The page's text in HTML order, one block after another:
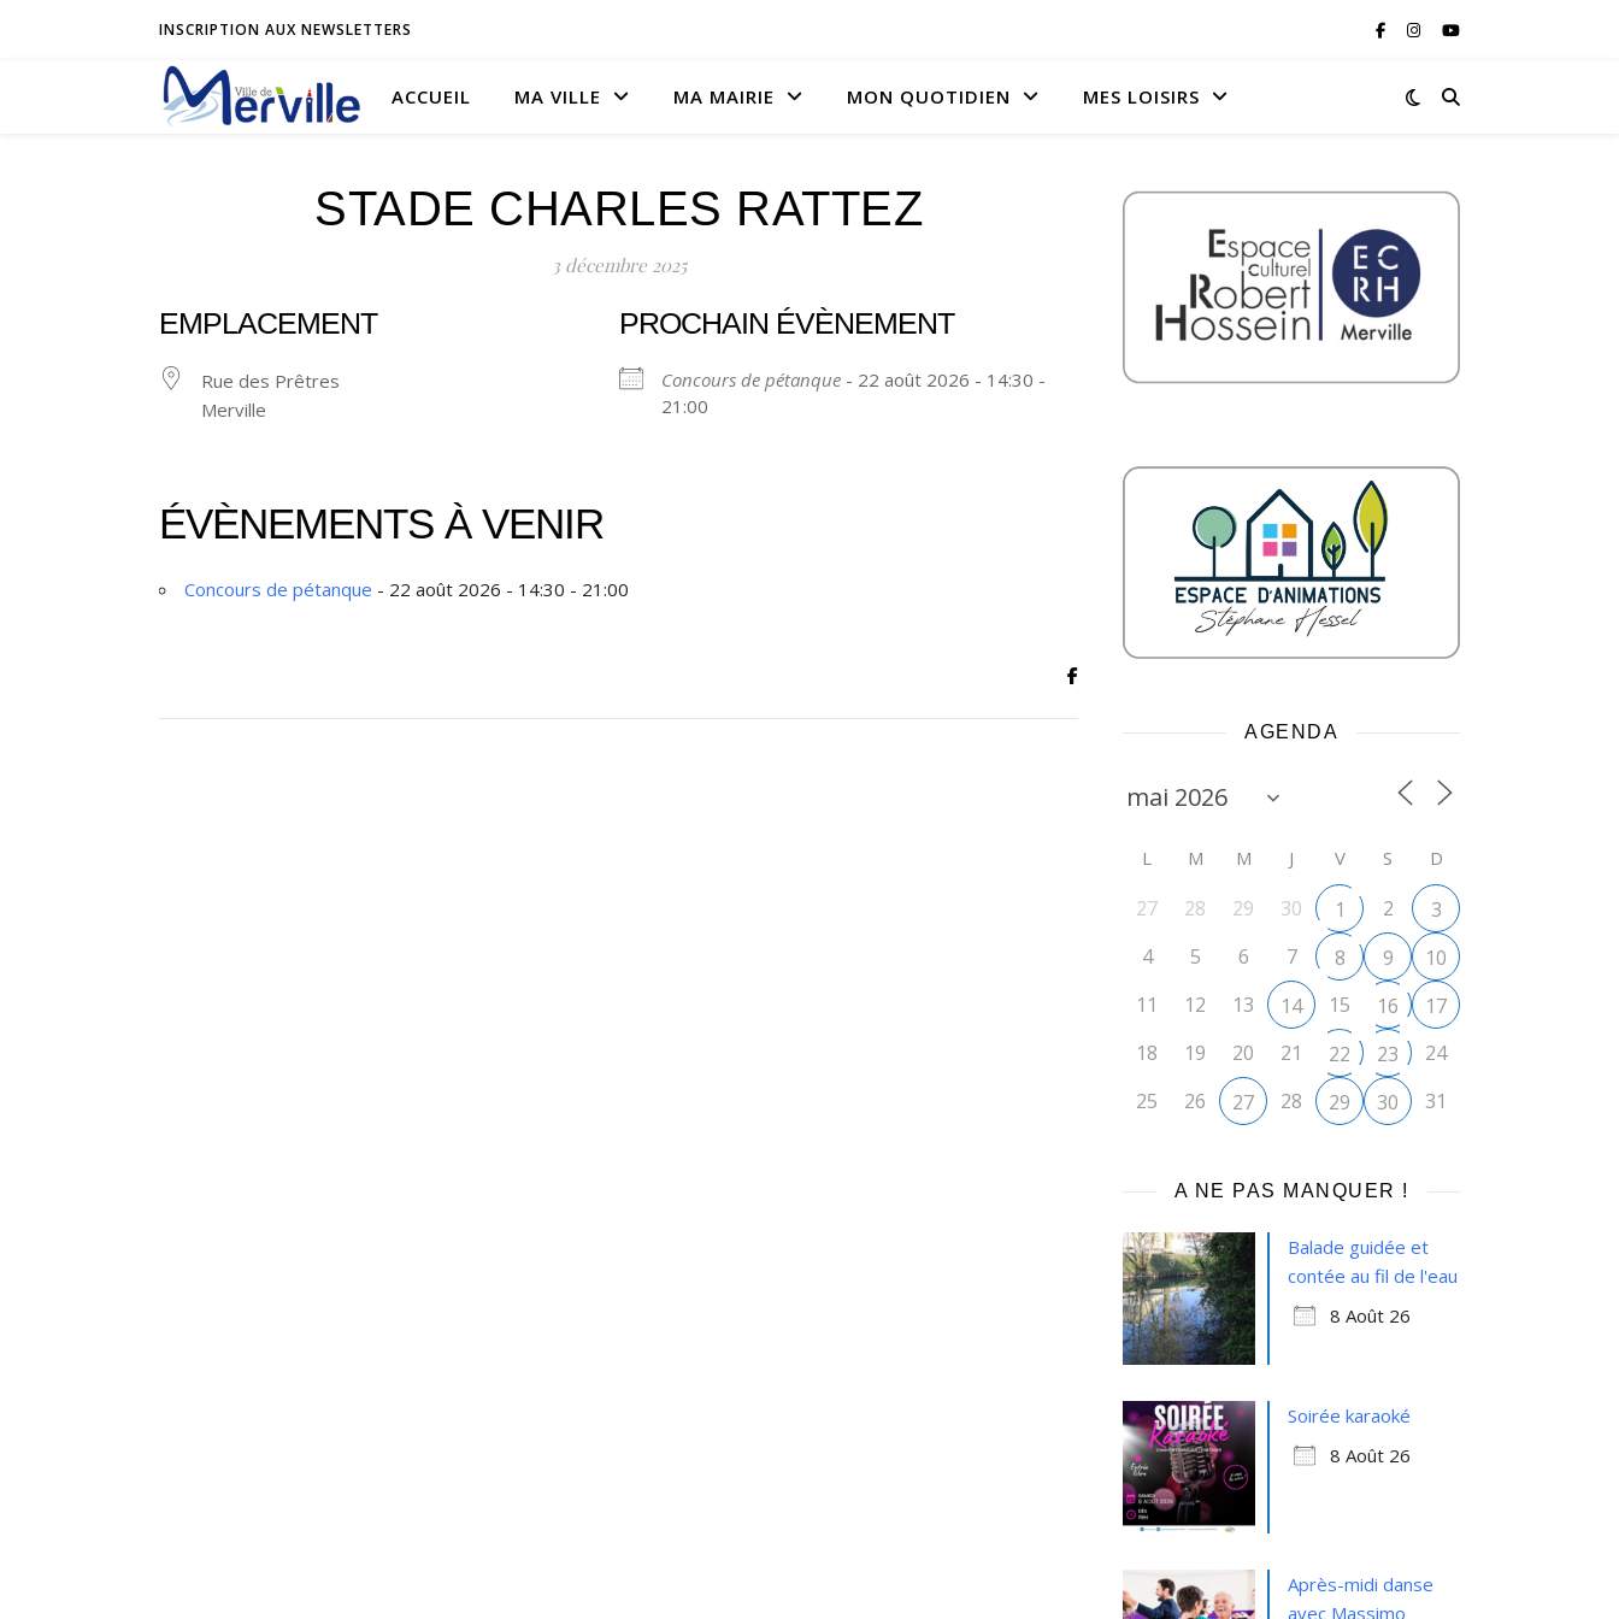
INSCRIPTION AUX NEWSLETTERS
ACCUEIL MA VILLE MA MAIRIE MON QUOTIDIEN MES LOISIRS
STADE CHARLES RATTEZ
3 décembre 2025
EMPLACEMENT
Rue des Prêtres
Merville
PROCHAIN ÉVÈNEMENT
Concours de pétanque- 22 août 2026 - 14:30 -
21:00
ÉVÈNEMENTS À VENIR
Concours de pétanque - 22 août 2026 - 14:30 - 21:00
AGENDA
L M M J V S D
27 28 29 30 1 2
3
4
5 6 7 8 9
10
11
12 13 14 15 16
17
18
19 20 21 22 23
24
25
26 27 28 29 30 31
A NE PAS MANQUER !
Balade guidée et
contée au fil de l'eau
8 Août 26
Soirée karaoké
8 Août 26
Après-midi danse
avec Massimo